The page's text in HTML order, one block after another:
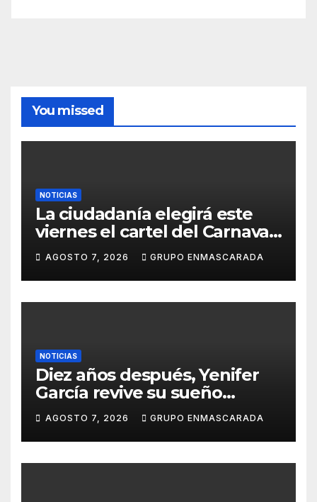
You missed
NOTICIAS
La ciudadanía elegirá este
viernes el cartel del Carnaval
de Las Palmas de Gran
Canaria 2027 en una gala
retransmitida por Televisión
Canaria
AGOSTO 7, 2026 GRUPO ENMASCARADA
NOTICIAS
Diez años después, Yenifer
García revive su sueño
carnavalero en el vídeo de
presentación de San Juan de
la Rambla para el Grand Prix
AGOSTO 7, 2026 GRUPO ENMASCARADA